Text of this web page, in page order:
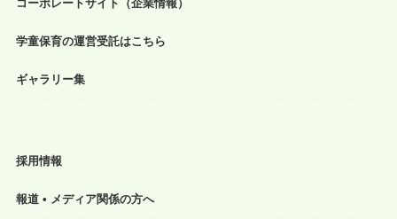
コーポレートサイト（企業情報）
学童保育の運営受託はこちら
ギャラリー集
採用情報
報道 • メディア関係の方へ